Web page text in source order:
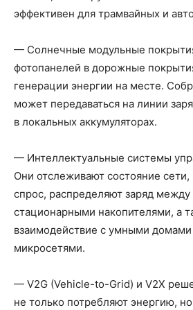
эффективен для трамвайных и
— Солнечные модульные
фотопанелей в дорожные
генерации энергии на месте.
может передаваться на линии
в локальных аккумуляторах.
— Интеллектуальные системы
Они отслеживают состояние сети,
спрос, распределяют заряд
стационарными накопителями, а
взаимодействие с умными
микросетями.
— V2G (Vehicle-to-Grid) и V2X
не только потребляют энергию,